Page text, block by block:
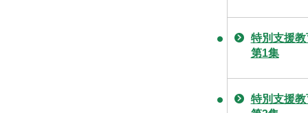
特別支援
第1集
特別支援